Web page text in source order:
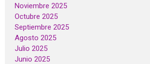
Noviembre 2025
Octubre 2025
Septiembre 2025
Agosto 2025
Julio 2025
Junio 2025